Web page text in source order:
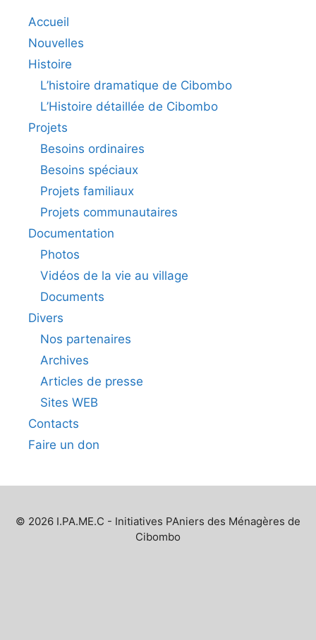
Accueil
Nouvelles
Histoire
L’histoire dramatique de Cibombo
L’Histoire détaillée de Cibombo
Projets
Besoins ordinaires
Besoins spéciaux
Projets familiaux
Projets communautaires
Documentation
Photos
Vidéos de la vie au village
Documents
Divers
Nos partenaires
Archives
Articles de presse
Sites WEB
Contacts
Faire un don
© 2026 I.PA.ME.C - Initiatives PAniers des Ménagères de
Cibombo